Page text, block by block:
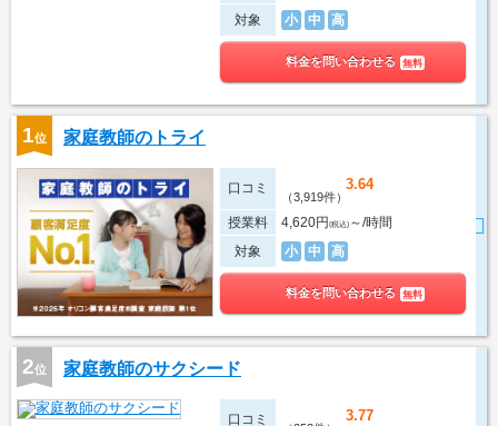
対象
小 中 高
料金を問い合わせる 無料
1位 家庭教師のトライ
口コミ 3.64
（3,919件）
授業料 4,620円(税込) ～/時間
対象
小 中 高
料金を問い合わせる 無料
2位 家庭教師のサクシード
口コミ 3.77